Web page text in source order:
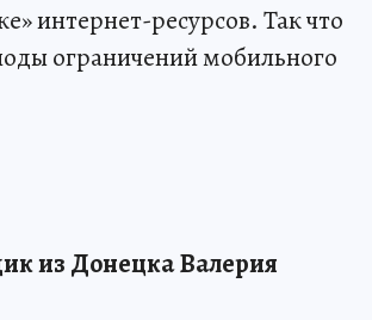
интернет-ресурсов. Так что
ограничений мобильного
из Донецка Валерия